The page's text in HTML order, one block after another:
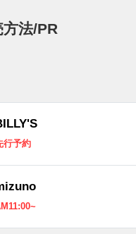
法/PR
行予約